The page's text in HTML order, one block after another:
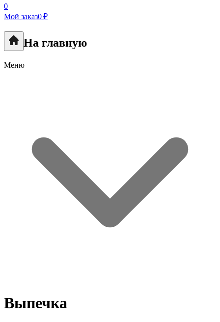
0
Мой заказ0 ₽
На главную
Меню
Выпечка